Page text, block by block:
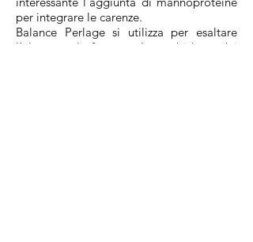
per integrare le carenze.
Balance Perlage si utilizza per esaltare
l’eleganza, la finezza e la morbidezza dei